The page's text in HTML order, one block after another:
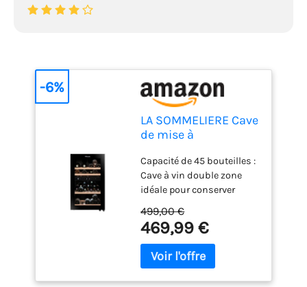
LA SOMMELIERE Cave
de mise à
zone SLS45DZ 45
Bouteilles
Capacité de 45 bouteilles :
Cave à vin double zone
idéale pour conserver
température de
dégustation. Niveau
sonore de 39 dB :
Fonctionnement à bruit
499,00 €
469,99 €
-6%